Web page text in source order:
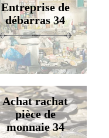
Entreprise de
débarras 34
Achat rachat
pièce de
monnaie 34